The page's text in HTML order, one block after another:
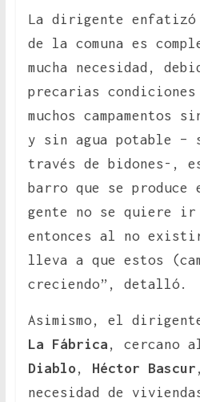
La dirigente
de la comuna es
mucha necesidad,
precarias condiciones
muchos campamentos
y sin agua potable –
través de bidones-,
barro que se
gente no se quiere ir
entonces al no
lleva a que estos
creciendo”, detalló.
Asimismo, el
La Fábrica , cercano
Diablo , Héctor Bascur
necesidad de